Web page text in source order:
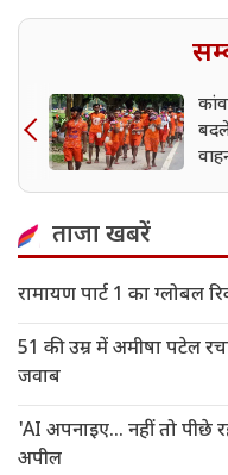
ताजा खबरें
रामायण पार्ट 1 का ग्लोबल
51 की उम्र में अमीषा पटेल
जवाब
'AI अपनाइए... नहीं तो पीछे
अपील